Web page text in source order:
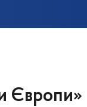
Європи»